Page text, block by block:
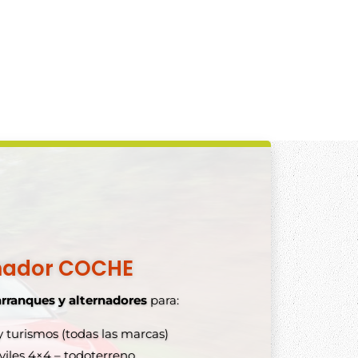
COCHE
y alternadorespara:
turismos (todas las marcas)
4×4 – todoterreno.
y arranques